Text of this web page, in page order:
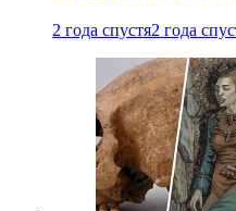
2 года спустя2 года